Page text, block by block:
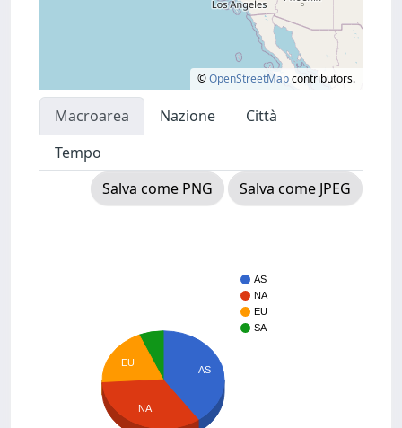
©OpenStreetMapcontributors.
Macroarea Nazione
Città
Tempo
Salva come PNG
Salva come JPEG
AS
NA
EU
SA
AS
EU
NA